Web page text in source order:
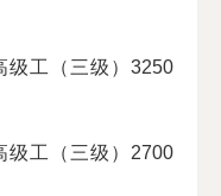
级工（三级）3250
级工（三级）2700